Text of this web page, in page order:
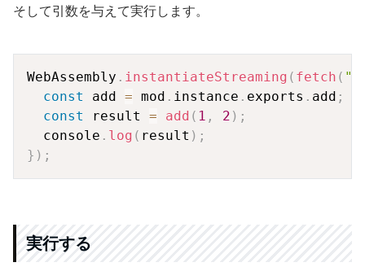
そして引数を与えて実行します。
WebAssembly . instantiateStreaming ( fetch (
const
add = mod . instance . exports . add ;
const
result = add ( 1 , 2 ) ;
  console
. log ( result ) ;
} ) ;
Copy
実行する